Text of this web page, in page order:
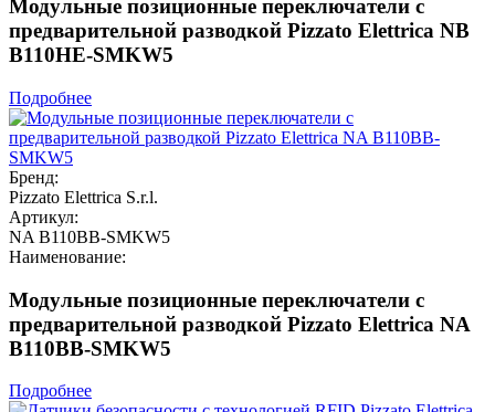
Модульные позиционные переключатели с
предварительной разводкой Pizzato Elettrica NB
B110HE-SMKW5
Подробнее
Бренд:
Pizzato Elettrica S.r.l.
Артикул:
NA B110BB-SMKW5
Наименование:
Модульные позиционные переключатели с
предварительной разводкой Pizzato Elettrica NA
B110BB-SMKW5
Подробнее